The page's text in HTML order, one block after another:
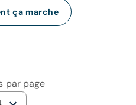
ça marche
par page